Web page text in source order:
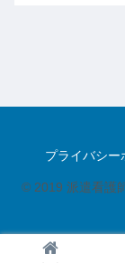
プライバシー
© 2019 派遣看護